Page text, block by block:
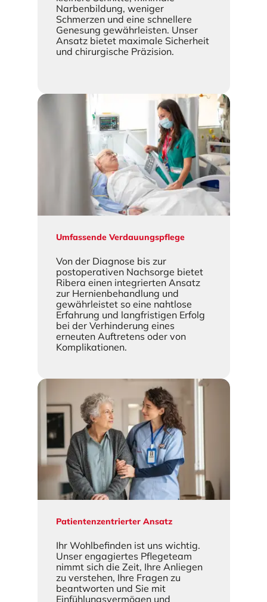
Narbenbildung, weniger
Schmerzen und eine schnellere
Genesung gewährleisten. Unser
Ansatz bietet maximale Sicherheit
und chirurgische Präzision.
Umfassende Verdauungspflege
Von der Diagnose bis zur
postoperativen Nachsorge bietet
Ribera einen integrierten Ansatz
zur Hernienbehandlung und
gewährleistet so eine nahtlose
Erfahrung und langfristigen Erfolg
bei der Verhinderung eines
erneuten Auftretens oder von
Komplikationen.
Patientenzentrierter Ansatz
Ihr Wohlbefinden ist uns wichtig.
Unser engagiertes Pflegeteam
nimmt sich die Zeit, Ihre Anliegen
zu verstehen, Ihre Fragen zu
beantworten und Sie mit
Einfühlungsvermögen und